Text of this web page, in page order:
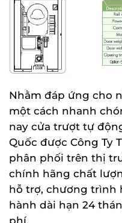
Nhằm đáp ứng cho
một cách nhanh
nay cửa trượt tự
Quốc được Công Ty
phân phối trên thị
chính hãng chất
hỗ trợ, chương trình
hành dài hạn 24
phí.